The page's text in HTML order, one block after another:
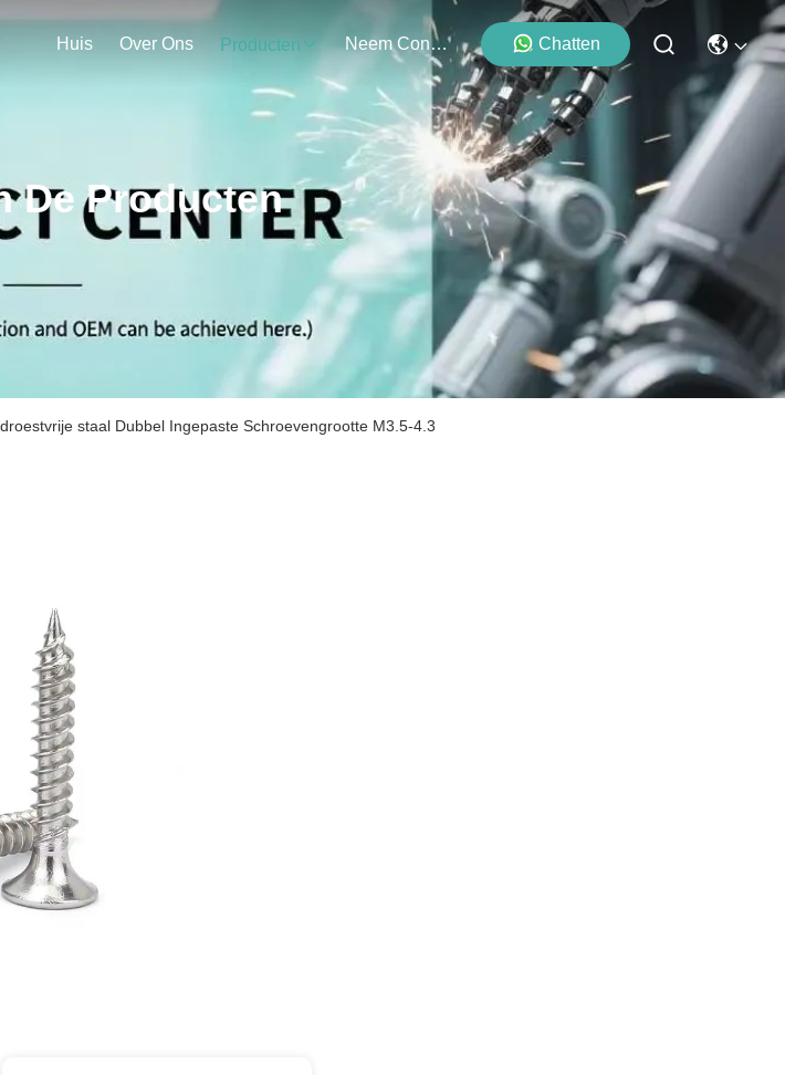
Huis Over Ons Producten Neem Contact Met Ons Op Chatten
De Producten
staal Dubbel Ingepaste Schroevengrootte M3.5-4.3